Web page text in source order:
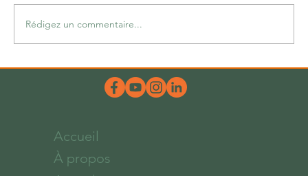
Une belle dose d’hum-ours
Rédigez un commentaire...
Accueil
À propos